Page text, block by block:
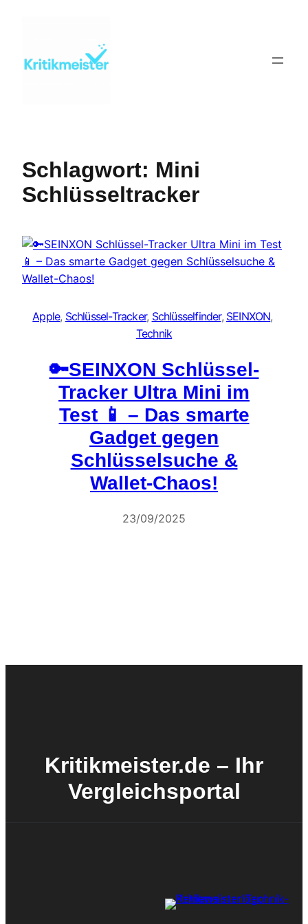
Schlagwort: Mini
Schlüsseltracker
Apple, Schlüssel-Tracker, Schlüsselfinder, SEINXON
Technik
🔑SEINXON Schlüssel-
Tracker Ultra Mini im
Test 📱 – Das smarte
Gadget gegen
Schlüsselsuche &
Wallet-Chaos!
23/09/2025
Kritikmeister.de – Ihr
Vergleichsportal